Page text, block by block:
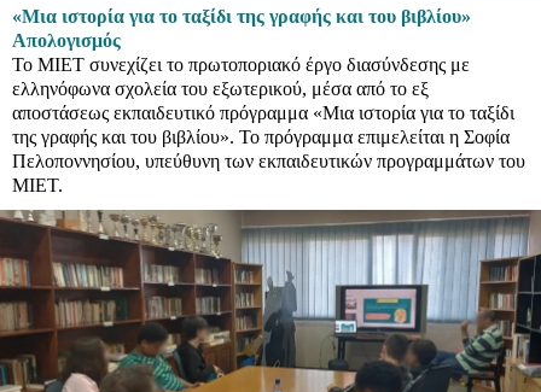
«Μια ιστορία για το ταξίδι της γραφής και του βιβλίου»
Απολογισμός
Το ΜΙΕΤ συνεχίζει το πρωτοποριακό έργο διασύνδεσης με
ελληνόφωνα σχολεία του εξωτερικού, μέσα από το εξ
αποστάσεως εκπαιδευτικό πρόγραμμα «Μια ιστορία για το ταξίδι
της γραφής και του βιβλίου». Το πρόγραμμα επιμελείται η Σοφία
Πελοποννησίου, υπεύθυνη των εκπαιδευτικών προγραμμάτων του
ΜΙΕΤ.